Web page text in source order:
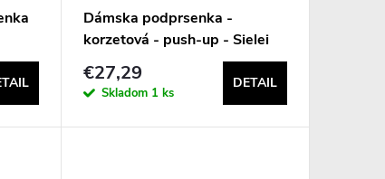
Dámska podprsenka -
korzetová - push-up - Sielei
1580
€27,29
Skladom 1 ks
DETAIL